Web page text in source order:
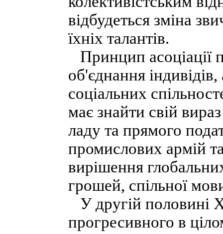
відбудеться зміна
їхніх талантів.
Принцип асоціації
об'єднання
соціальних
має знайти свій
ладу та прямого
промислових армій
вирішення
грошей, спільної
У другій половині
прогресивного в